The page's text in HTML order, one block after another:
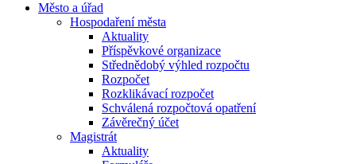
Město a úřad
Hospodaření města
Aktuality
Příspěvkové organizace
Střednědobý výhled rozpočtu
Rozpočet
Rozklikávací rozpočet
Schválená rozpočtová opatření
Závěrečný účet
Magistrát
Aktuality